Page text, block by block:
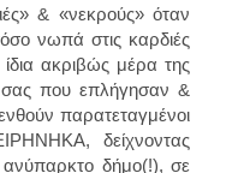
& «νεκρούς» όταν
νωπά στις καρδιές
ακριβώς μέρα της
που επλήγησαν &
παρατεταγμένοι
δείχνοντας
δήμο(!), σε